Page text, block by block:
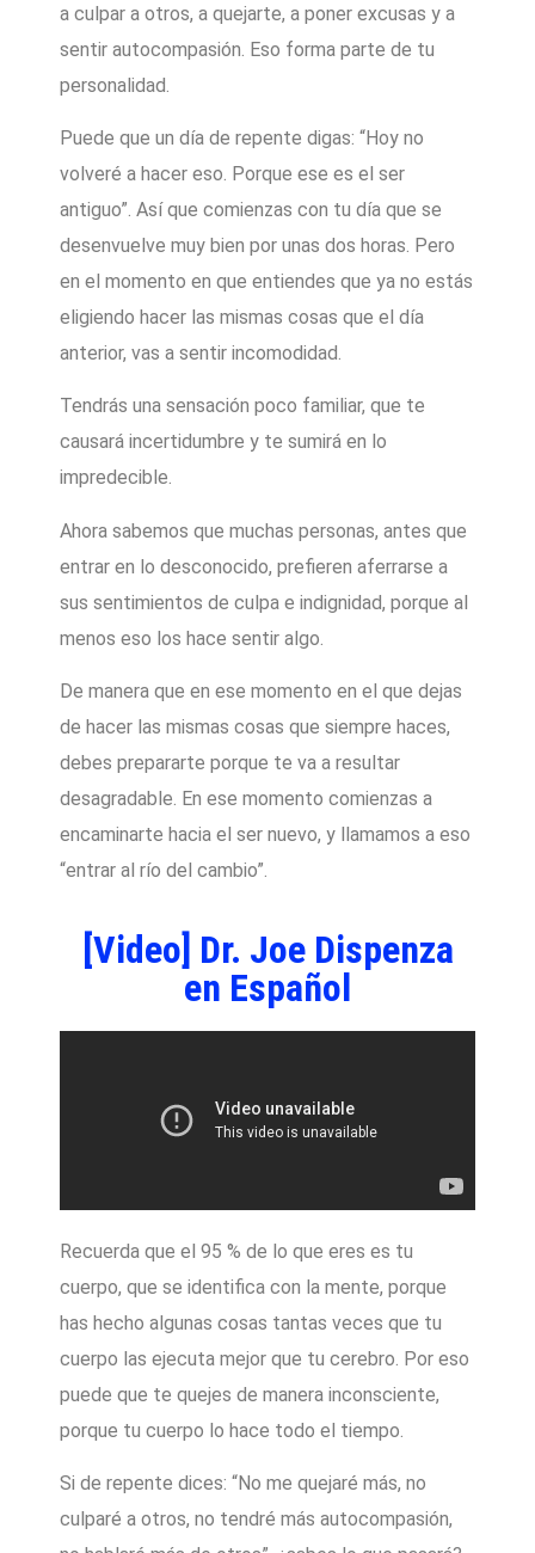
a culpar a otros, a quejarte, a poner excusas y a
sentir autocompasión. Eso forma parte de tu
personalidad.
Puede que un día de repente digas: “Hoy no
volveré a hacer eso. Porque ese es el ser
antiguo”. Así que comienzas con tu día que se
desenvuelve muy bien por unas dos horas. Pero
en el momento en que entiendes que ya no estás
eligiendo hacer las mismas cosas que el día
anterior, vas a sentir incomodidad.
Tendrás una sensación poco familiar, que te
causará incertidumbre y te sumirá en lo
impredecible.
Ahora sabemos que muchas personas, antes que
entrar en lo desconocido, prefieren aferrarse a
sus sentimientos de culpa e indignidad, porque al
menos eso los hace sentir algo.
De manera que en ese momento en el que dejas
de hacer las mismas cosas que siempre haces,
debes prepararte porque te va a resultar
desagradable. En ese momento comienzas a
encaminarte hacia el ser nuevo, y llamamos a eso
“entrar al río del cambio”.
[Video] Dr. Joe Dispenza
en Español
Recuerda que el 95 % de lo que eres es tu
cuerpo, que se identifica con la mente, porque
has hecho algunas cosas tantas veces que tu
cuerpo las ejecuta mejor que tu cerebro. Por eso
puede que te quejes de manera inconsciente,
porque tu cuerpo lo hace todo el tiempo.
Si de repente dices: “No me quejaré más, no
culparé a otros, no tendré más autocompasión,